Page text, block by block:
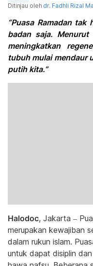
Ditinjau oleh dr. Fadhli Rizal
“Puasa Ramadan
badan saja.
meningkatkan
tubuh mulai mendaur
putih kita.”
Halodoc, Jakarta –
merupakan kewajiban
dalam rukun islam.
untuk dapat disiplin